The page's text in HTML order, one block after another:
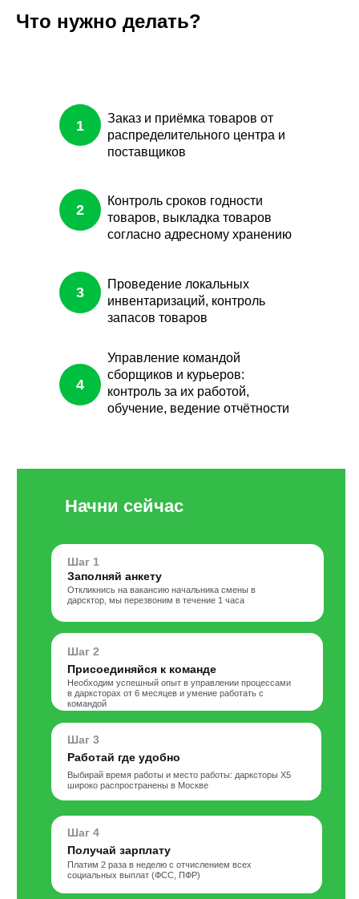
Что нужно делать?
Заказ и приёмка товаров от
распределительного центра и
поставщиков
1
Контроль сроков годности
товаров, выкладка товаров
согласно адресному хранению
Проведение локальных
инвентаризаций, контроль
запасов товаров
2
Управление командой
сборщиков и курьеров:
контроль за их работой,
обучение, ведение отчётности
4
3
Начни сейчас
Шаг 1
Заполняй анкету
Откликнись на вакансию начальника смены в
дарсктор, мы перезвоним в течение 1 часа
Шаг 2
Присоединяйся к команде
Необходим успешный опыт в управлении процессами
в дарксторах от 6 месяцев и умение работать с
командой
Шаг 3
Работай где удобно
Выбирай время работы и место работы: дарксторы Х5
широко распространены в Москве
Шаг 4
Получай зарплату
Платим 2 раза в неделю с отчислением всех
социальных выплат (ФСС, ПФР)